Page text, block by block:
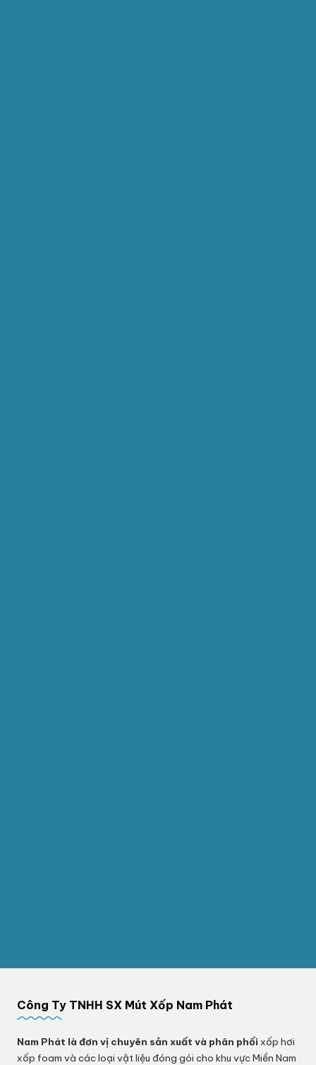
Công Ty TNHH SX Mút Xốp Nam Phát
Nam Phát là đơn vị chuyên sản xuất và phân phối xốp hơi
xốp foam và các loại vật liệu đóng gói cho khu vực Miền Nam